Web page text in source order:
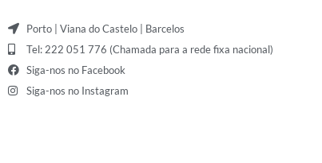
Porto | Viana do Castelo | Barcelos
Tel: 222 051 776 (Chamada para a rede fixa nacional)
Siga-nos no Facebook
Siga-nos no Instagram